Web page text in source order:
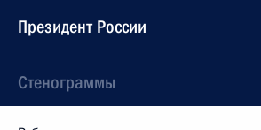
Президент России
Стенограммы